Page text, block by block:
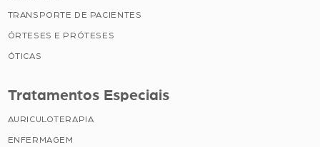
TRANSPORTE DE PACIENTES
ÓRTESES E PRÓTESES
ÓTICAS
Tratamentos Especiais
AURICULOTERAPIA
ENFERMAGEM